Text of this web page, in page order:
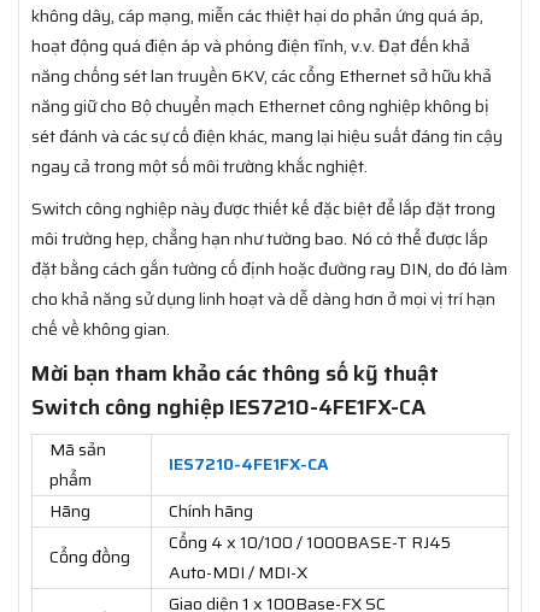
không dây, cáp mạng, miễn các thiệt hại do phản ứng quá áp,
hoạt động quá điện áp và phóng điện tĩnh, v.v. Đạt đến khả
năng chống sét lan truyền 6KV, các cổng Ethernet sở hữu khả
năng giữ cho Bộ chuyển mạch Ethernet công nghiệp không bị
sét đánh và các sự cố điện khác, mang lại hiệu suất đáng tin cậy
ngay cả trong một số môi trường khắc nghiệt.
Switch công nghiệp này được thiết kế đặc biệt để lắp đặt trong
môi trường hẹp, chẳng hạn như tường bao. Nó có thể được lắp
đặt bằng cách gắn tường cố định hoặc đường ray DIN, do đó làm
cho khả năng sử dụng linh hoạt và dễ dàng hơn ở mọi vị trí hạn
chế về không gian.
Mời bạn tham khảo các thông số kỹ thuật
Switch công nghiệp IES7210-4FE1FX-CA
Mã sản
phẩm
IES7210-4FE1FX-CA
Hãng
Chính hãng
Cổng đồng
Cổng 4 x 10/100 / 1000BASE-T RJ45
Auto-MDI / MDI-X
Giao diện 1 x 100Base-FX SC